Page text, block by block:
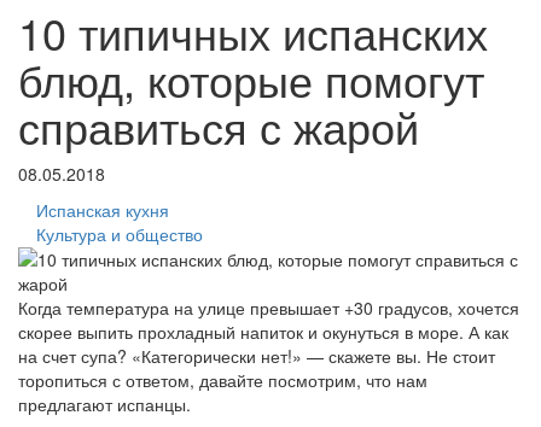
10 типичных испанских
блюд, которые помогут
справиться с жарой
08.05.2018
Испанская кухня
Культура и общество
Когда температура на улице превышает +30 градусов, хочется
скорее выпить прохладный напиток и окунуться в море. А как
на счет супа? «Категорически нет!» — скажете вы. Не стоит
торопиться с ответом, давайте посмотрим, что нам
предлагают испанцы.